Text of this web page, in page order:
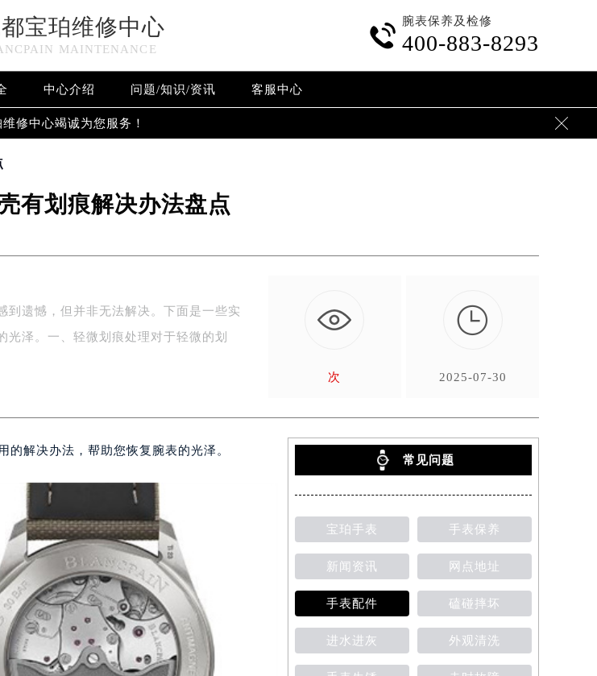
宝珀维修中心
MAINTENANCE

腕表保养及检修
400-883-8293
中心介绍 问题/知识/资讯 客服中心
修中心竭诚为您服务！ 
有划痕解决办法盘点
到遗憾，但并非无法解决。下面是一些实
光泽。一、轻微划痕处理对于轻微的划
次

2025-07-30
解决办法，帮助您恢复腕表的光泽。
常见问题
宝珀手表 手表保养
新闻资讯 网点地址
手表配件 磕碰摔坏
进水进灰 外观清洗